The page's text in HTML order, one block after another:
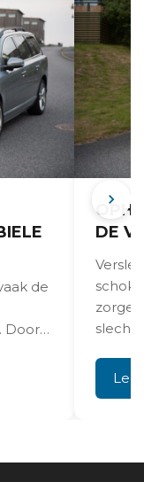
de
Door
DE